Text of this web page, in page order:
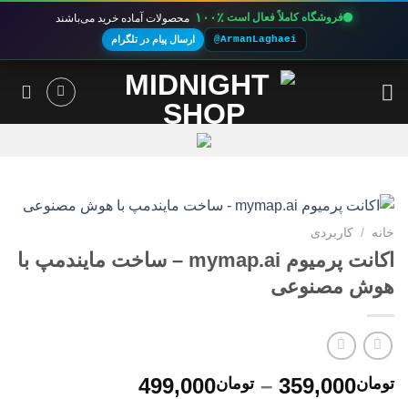
فروشگاه کاملاً فعال است ۱۰۰٪ محصولات آماده خرید می‌باشند
@ArmanLaghaei ارسال پیام در تلگرام
خانه / کاربردی
اکانت پرمیوم mymap.ai – ساخت مایندمپ با
هوش مصنوعی
تومان359,000
– تومان499,000محدوده